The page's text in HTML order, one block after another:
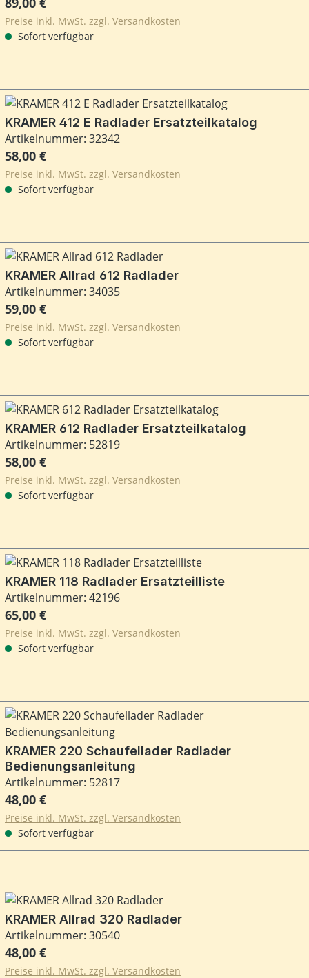
Preise inkl. MwSt. zzgl. Versandkosten
Sofort verfügbar
KRAMER 412 E Radlader Ersatzteilkatalog
Artikelnummer: 32342
Regulärer Preis:
58,00 €
Preise inkl. MwSt. zzgl. Versandkosten
Sofort verfügbar
KRAMER Allrad 612 Radlader
Artikelnummer: 34035
Regulärer Preis:
59,00 €
Preise inkl. MwSt. zzgl. Versandkosten
Sofort verfügbar
KRAMER 612 Radlader Ersatzteilkatalog
Artikelnummer: 52819
Regulärer Preis:
58,00 €
Preise inkl. MwSt. zzgl. Versandkosten
Sofort verfügbar
KRAMER 118 Radlader Ersatzteilliste
Artikelnummer: 42196
Regulärer Preis:
65,00 €
Preise inkl. MwSt. zzgl. Versandkosten
Sofort verfügbar
KRAMER 220 Schaufellader Radlader
Bedienungsanleitung
Artikelnummer: 52817
Regulärer Preis:
48,00 €
Preise inkl. MwSt. zzgl. Versandkosten
Sofort verfügbar
KRAMER Allrad 320 Radlader
Artikelnummer: 30540
Regulärer Preis:
48,00 €
Preise inkl. MwSt. zzgl. Versandkosten